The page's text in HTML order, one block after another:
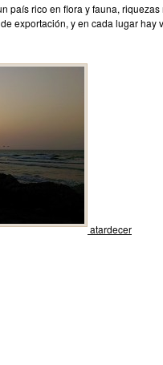
país rico en flora y fauna,
exportación, y en cada lugar hay
atardecer